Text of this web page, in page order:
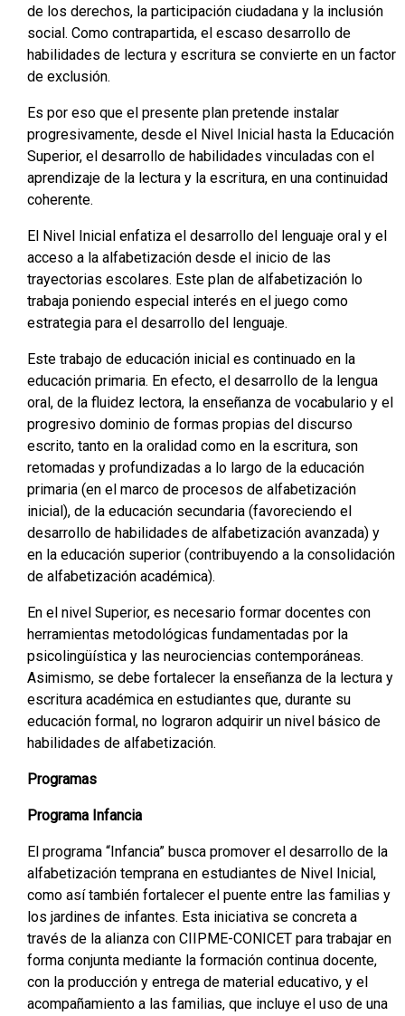
de los derechos, la participación ciudadana y la inclusión
social. Como contrapartida, el escaso desarrollo de
habilidades de lectura y escritura se convierte en un factor
de exclusión.
Es por eso que el presente plan pretende instalar
progresivamente, desde el Nivel Inicial hasta la Educación
Superior, el desarrollo de habilidades vinculadas con el
aprendizaje de la lectura y la escritura, en una continuidad
coherente.
El Nivel Inicial enfatiza el desarrollo del lenguaje oral y el
acceso a la alfabetización desde el inicio de las
trayectorias escolares. Este plan de alfabetización lo
trabaja poniendo especial interés en el juego como
estrategia para el desarrollo del lenguaje.
Este trabajo de educación inicial es continuado en la
educación primaria. En efecto, el desarrollo de la lengua
oral, de la fluidez lectora, la enseñanza de vocabulario y el
progresivo dominio de formas propias del discurso
escrito, tanto en la oralidad como en la escritura, son
retomadas y profundizadas a lo largo de la educación
primaria (en el marco de procesos de alfabetización
inicial), de la educación secundaria (favoreciendo el
desarrollo de habilidades de alfabetización avanzada) y
en la educación superior (contribuyendo a la consolidación
de alfabetización académica).
En el nivel Superior, es necesario formar docentes con
herramientas metodológicas fundamentadas por la
psicolingüística y las neurociencias contemporáneas.
Asimismo, se debe fortalecer la enseñanza de la lectura y
escritura académica en estudiantes que, durante su
educación formal, no lograron adquirir un nivel básico de
habilidades de alfabetización.
Programas
Programa Infancia
El programa “Infancia” busca promover el desarrollo de la
alfabetización temprana en estudiantes de Nivel Inicial,
como así también fortalecer el puente entre las familias y
los jardines de infantes. Esta iniciativa se concreta a
través de la alianza con CIIPME-CONICET para trabajar en
forma conjunta mediante la formación continua docente,
con la producción y entrega de material educativo, y el
acompañamiento a las familias, que incluye el uso de una